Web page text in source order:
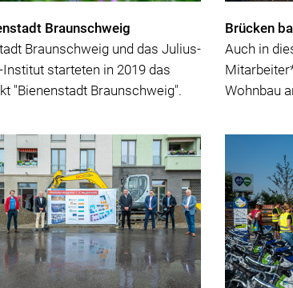
Braunschweig
Braunschweig und das Julius-
Institut starteten in 2019 das
"Bienenstadt Braunschweig".
Brücken
Auch in
Wohnbau